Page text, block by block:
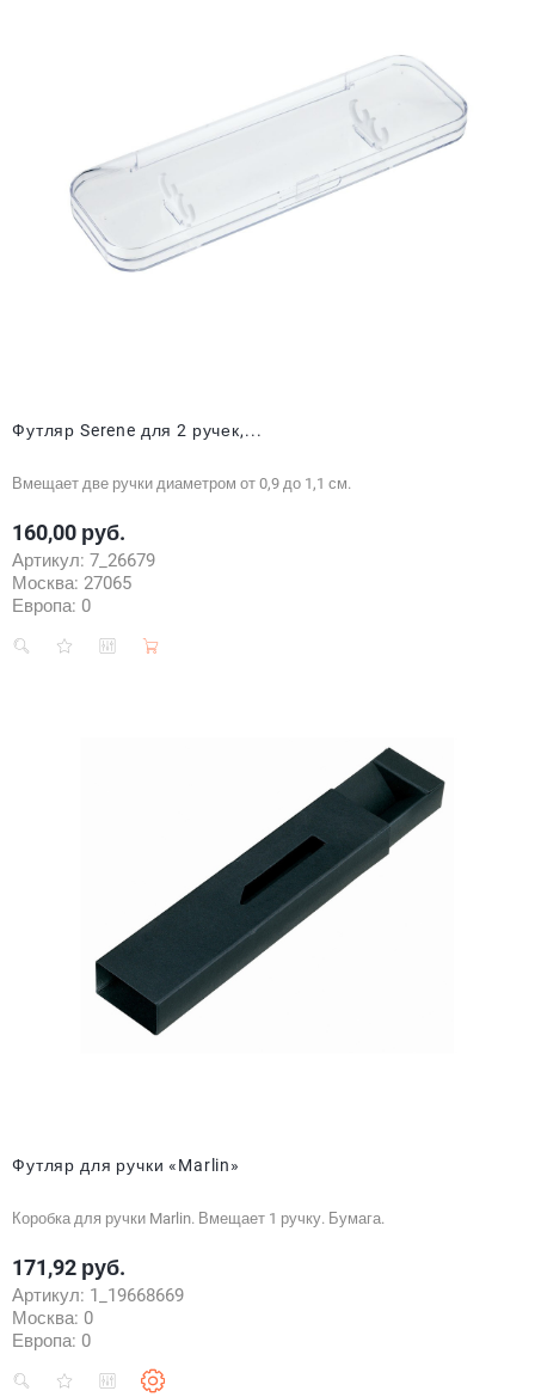
Футляр Serene для 2 ручек,...
Вмещает две ручки диаметром от 0,9 до 1,1 см.
Цена
160,00 руб.
Артикул: 7_26679
Москва: 27065
Европа: 0
Футляр для ручки «Marlin»
Коробка для ручки Marlin. Вмещает 1 ручку. Бумага.
Цена
171,92 руб.
Артикул: 1_19668669
Москва: 0
Европа: 0